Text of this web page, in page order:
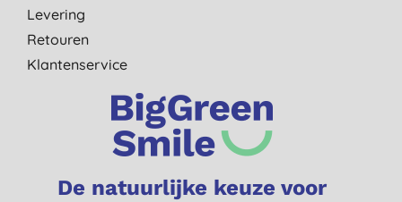
Levering
Retouren
Klantenservice
De natuurlijke keuze voor